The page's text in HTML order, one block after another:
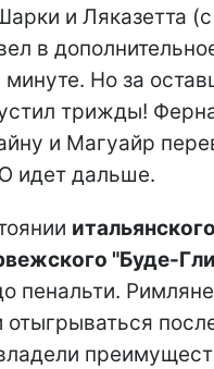
и Ляказетта (с
в
Но за
трижды!
и Магуайр
идет дальше.
итальянского
"Буде-
пенальти. Римляне